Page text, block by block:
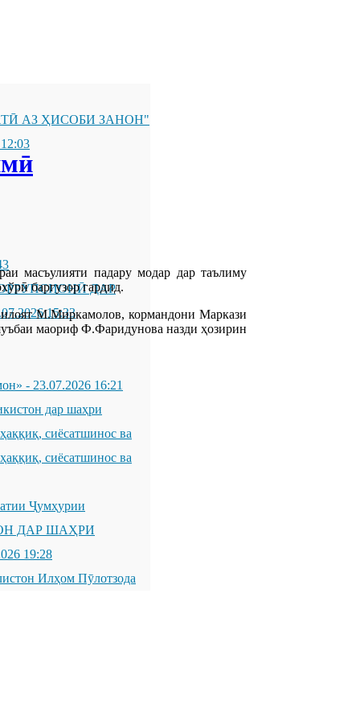
АЗ ҲИСОБИ ЗАНОН"
ДАР
15:33
- 23.07.2026 16:21
дар шаҳри
сиёсатшинос ва
сиёсатшинос ва
Ҷумҳурии
ДАР ШАҲРИ
19:28
Илҳом Пӯлотзода
падару модар дар таълиму
баргузор гардид.
М.Миркамолов, кормандони Маркази
маориф Ф.Фаридунова назди ҳозирин